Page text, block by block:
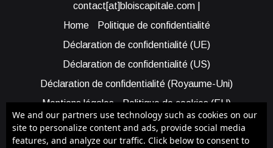
contact[at]bloiscapitale.com |
Home
Politique de confidentialité
Déclaration de confidentialité (UE)
Déclaration de confidentialité (US)
Déclaration de confidentialité (Royaume-Uni)
Mentions légales
Politique de cookies (EU)
Cookie Policy (AUS)
Cookie Policy (US)
Qui sommes-nous ?
Participer à Blois Capitale
We and our partners use technology such as cookies on our
site to personalize content and ads, provide social media
features, and analyze our traffic. Click below to consent to